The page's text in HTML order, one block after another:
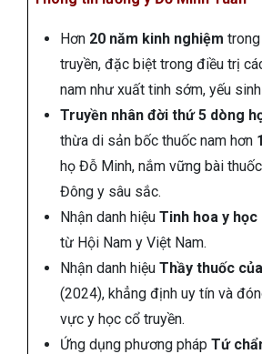
Hơn 20 năm kinh nghiệm
truyền, đặc biệt trong điều trị
nam như xuất tinh sớm, yếu sinh
Truyền nhân đời thứ 5 dòng
thừa di sản bốc thuốc nam hơn
họ Đỗ Minh, nắm vững bài
Đông y sâu sắc.
Nhận danh hiệu Tinh hoa y
từ Hội Nam y Việt Nam.
Nhận danh hiệu Thầy thuốc
(2024), khẳng định uy tín và
vực y học cổ truyền.
Ứng dụng phương pháp Tứ